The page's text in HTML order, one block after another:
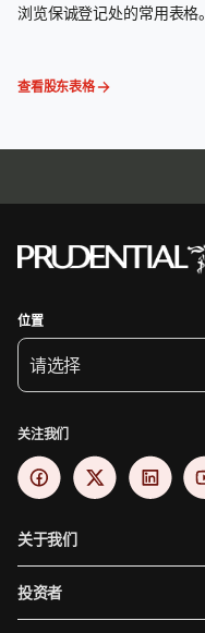
浏览保诚登记处的常用表格。
查看股东表格
位置
请选择
关注我们
关于我们
投资者